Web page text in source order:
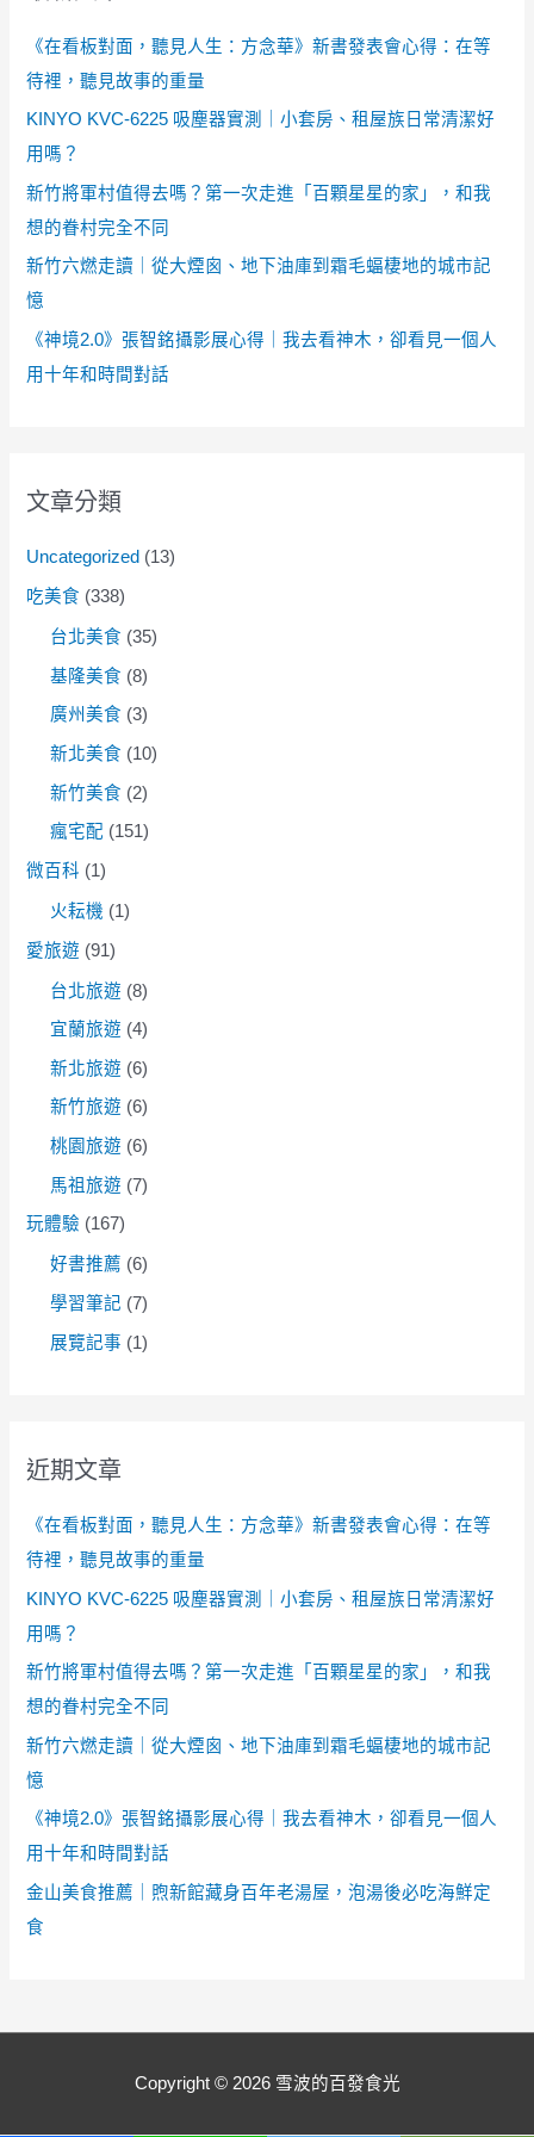
《在看板對面，聽見人生：方念華》新書發表會心得：在等
待裡，聽見故事的重量
KINYO KVC-6225 吸塵器實測｜小套房、租屋族日常清潔好
用嗎？
新竹將軍村值得去嗎？第一次走進「百顆星星的家」，和我
想的眷村完全不同
新竹六燃走讀｜從大煙囪、地下油庫到霜毛蝠棲地的城市記
憶
《神境2.0》張智銘攝影展心得｜我去看神木，卻看見一個人
用十年和時間對話
文章分類
Uncategorized (13)
吃美食 (338)
台北美食 (35)
基隆美食 (8)
廣州美食 (3)
新北美食 (10)
新竹美食 (2)
瘋宅配 (151)
微百科 (1)
火耘機 (1)
愛旅遊 (91)
台北旅遊 (8)
宜蘭旅遊 (4)
新北旅遊 (6)
新竹旅遊 (6)
桃園旅遊 (6)
馬祖旅遊 (7)
玩體驗 (167)
好書推薦 (6)
學習筆記 (7)
展覽記事 (1)
近期文章
《在看板對面，聽見人生：方念華》新書發表會心得：在等
待裡，聽見故事的重量
KINYO KVC-6225 吸塵器實測｜小套房、租屋族日常清潔好
用嗎？
新竹將軍村值得去嗎？第一次走進「百顆星星的家」，和我
想的眷村完全不同
新竹六燃走讀｜從大煙囪、地下油庫到霜毛蝠棲地的城市記
憶
《神境2.0》張智銘攝影展心得｜我去看神木，卻看見一個人
用十年和時間對話
金山美食推薦｜煦新館藏身百年老湯屋，泡湯後必吃海鮮定
食
Copyright © 2026 雪波的百發食光